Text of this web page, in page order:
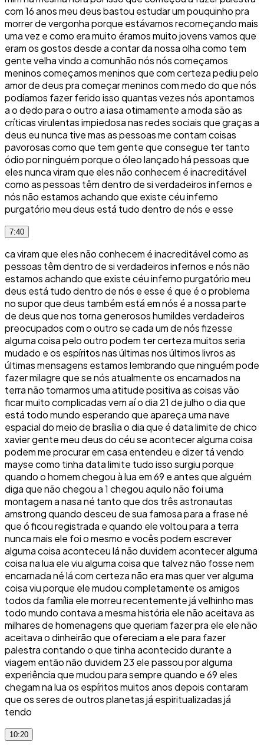
com 16 anos meu deus bastou estudar um pouquinho pra
morrer de vergonha porque estávamos recomeçando mais
uma vez e como era muito éramos muito jovens vamos que
eram os gostos desde a contar da nossa olha como tem
gente velha vindo a comunhão nós nós começamos
meninos começamos meninos que com certeza pediu pelo
amor de deus pra começar meninos com medo do que nós
podíamos fazer ferido isso quantas vezes nós apontamos
a o dedo para o outro a iasa otimamente a moda são as
críticas virulentas impiedosa nas redes sociais que graças a
deus eu nunca tive mas as pessoas me contam coisas
pavorosas como que tem gente que consegue ter tanto
ódio por ninguém porque o óleo lançado há pessoas que
eles nunca viram que eles não conhecem é inacreditável
como as pessoas têm dentro de si verdadeiros infernos e
nós não estamos achando que existe céu inferno
purgatório meu deus está tudo dentro de nós e esse
7:40
ca viram que eles não conhecem é inacreditável como as
pessoas têm dentro de si verdadeiros infernos e nós não
estamos achando que existe céu inferno purgatório meu
deus está tudo dentro de nós e esse é que é o problema
no supor que deus também está em nós é a nossa parte
de deus que nos torna generosos humildes verdadeiros
preocupados com o outro se cada um de nós fizesse
alguma coisa pelo outro podem ter certeza muitos seria
mudado e os espíritos nas últimas nos últimos livros as
últimas mensagens estamos lembrando que ninguém pode
fazer milagre que se nós atualmente os encarnados na
terra não tomarmos uma atitude positiva as coisas vão
ficar muito complicadas vem aí o dia 21 de julho o dia que
está todo mundo esperando que apareça uma nave
espacial do meio de brasília o dia que é data limite de chico
xavier gente meu deus do céu se acontecer alguma coisa
podem me procurar em casa entendeu e dizer tá vendo
mayse como tinha data limite tudo isso surgiu porque
quando o homem chegou à lua em 69 e antes que alguém
diga que não chegou a 1 chegou aquilo não foi uma
montagem a nasa né tanto que dos três astronautas
amstrong quando desceu de sua famosa para a frase né
que ó ficou registrada e quando ele voltou para a terra
nunca mais ele foi o mesmo e vocês podem escrever
alguma coisa aconteceu lá não duvidem acontecer alguma
coisa na lua ele viu alguma coisa que talvez não fosse nem
encarnada né lá com certeza não era mas quer ver alguma
coisa viu porque ele mudou completamente os amigos
todos da família ele morreu recentemente já velhinho mas
todo mundo contava a mesma história ele não aceitava as
milhares de homenagens que queriam fazer pra ele ele não
aceitava o dinheirão que ofereciam a ele para fazer
palestra contando o que tinha acontecido durante a
viagem então não duvidem 23 ele passou por alguma
experiência que mudou para sempre quando e 69 eles
chegam na lua os espíritos muitos anos depois contaram
que os seres de outros planetas já espiritualizadas já
tendo
10:20